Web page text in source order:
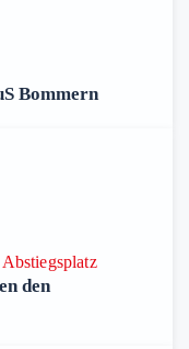
Bommern
den